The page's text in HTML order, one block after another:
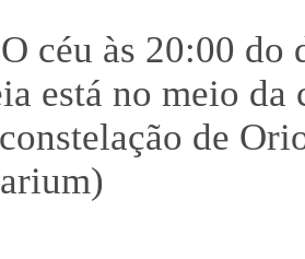
céu às 20:00
está no meio
de